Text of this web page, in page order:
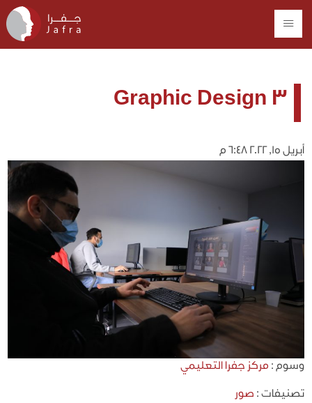
Graphic Design 3
أبريل 15, 2022 6:48 م
وسوم : مركز جفرا التعليمي
تصنيفات : صور